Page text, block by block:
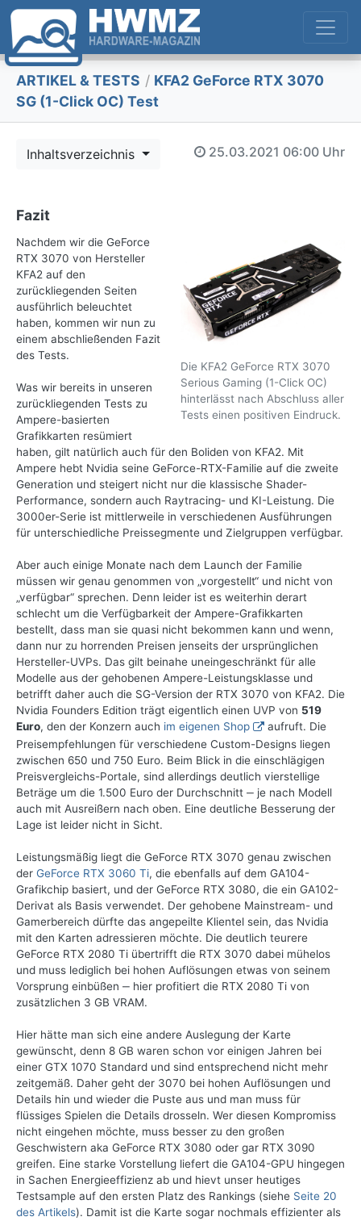
ARTIKEL & TESTS / KFA2 GeForce RTX 3070
SG (1-Click OC) Test
Inhaltsverzeichnis 25.03.2021 06:00 Uhr
Fazit
Die KFA2 GeForce RTX 3070
Serious Gaming (1-Click OC)
hinterlässt nach Abschluss aller
Tests einen positiven Eindruck.
Nachdem wir die GeForce
RTX 3070 von Hersteller
KFA2 auf den
zurückliegenden Seiten
ausführlich beleuchtet
haben, kommen wir nun zu
einem abschließenden Fazit
des Tests.
Was wir bereits in unseren
zurückliegenden Tests zu
Ampere-basierten
Grafikkarten resümiert
haben, gilt natürlich auch für den Boliden von KFA2. Mit
Ampere hebt Nvidia seine GeForce-RTX-Familie auf die zweite
Generation und steigert nicht nur die klassische Shader-
Performance, sondern auch Raytracing- und KI-Leistung. Die
3000er-Serie ist mittlerweile in verschiedenen Ausführungen
für unterschiedliche Preissegmente und Zielgruppen verfügbar.
Aber auch einige Monate nach dem Launch der Familie
müssen wir genau genommen von „vorgestellt“ und nicht von
„verfügbar“ sprechen. Denn leider ist es weiterhin derart
schlecht um die Verfügbarkeit der Ampere-Grafikkarten
bestellt, dass man sie quasi nicht bekommen kann und wenn,
dann nur zu horrenden Preisen jenseits der ursprünglichen
Hersteller-UVPs. Das gilt beinahe uneingeschränkt für alle
Modelle aus der gehobenen Ampere-Leistungsklasse und
betrifft daher auch die SG-Version der RTX 3070 von KFA2. Die
Nvidia Founders Edition trägt eigentlich einen UVP von 519
Euro, den der Konzern auch im eigenen Shop
aufruft. Die
Preisempfehlungen für verschiedene Custom-Designs liegen
zwischen 650 und 750 Euro. Beim Blick in die einschlägigen
Preisvergleichs-Portale, sind allerdings deutlich vierstellige
Beträge um die 1.500 Euro der Durchschnitt ‒ je nach Modell
auch mit Ausreißern nach oben. Eine deutliche Besserung der
Lage ist leider nicht in Sicht.
Leistungsmäßig liegt die GeForce RTX 3070 genau zwischen
der GeForce RTX 3060 Ti, die ebenfalls auf dem GA104-
Grafikchip basiert, und der GeForce RTX 3080, die ein GA102-
Derivat als Basis verwendet. Der gehobene Mainstream- und
Gamerbereich dürfte das angepeilte Klientel sein, das Nvidia
mit den Karten adressieren möchte. Die deutlich teurere
GeForce RTX 2080 Ti übertrifft die RTX 3070 dabei mühelos
und muss lediglich bei hohen Auflösungen etwas von seinem
Vorsprung einbüßen ‒ hier profitiert die RTX 2080 Ti von
zusätzlichen 3 GB VRAM.
Hier hätte man sich eine andere Auslegung der Karte
gewünscht, denn 8 GB waren schon vor einigen Jahren bei
einer GTX 1070 Standard und sind entsprechend nicht mehr
zeitgemäß. Daher geht der 3070 bei hohen Auflösungen und
Details hin und wieder die Puste aus und man muss für
flüssiges Spielen die Details drosseln. Wer diesen Kompromiss
nicht eingehen möchte, muss besser zu den großen
Geschwistern aka GeForce RTX 3080 oder gar RTX 3090
greifen. Eine starke Vorstellung liefert die GA104-GPU hingegen
in Sachen Energieeffizienz ab und hievt unser heutiges
Testsample auf den ersten Platz des Rankings (siehe Seite 20
des Artikels). Damit ist die Karte sogar nochmals effizienter als